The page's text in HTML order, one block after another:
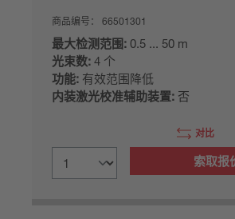
商品编号： 66501301
最大检测范围: 0.5 ... 50 m
光束数: 4 个
功能: 有效范围降低
内装激光校准辅助装置: 否
对比
索取报